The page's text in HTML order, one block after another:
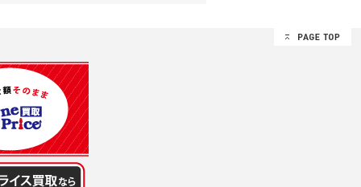
、お客様からのお申し出により利用を停
得ることが困難であるとき。
して協力する必要がある場合であって、
のとします。
、第三者の使用などによる損害の責任
きを行なうものとします。